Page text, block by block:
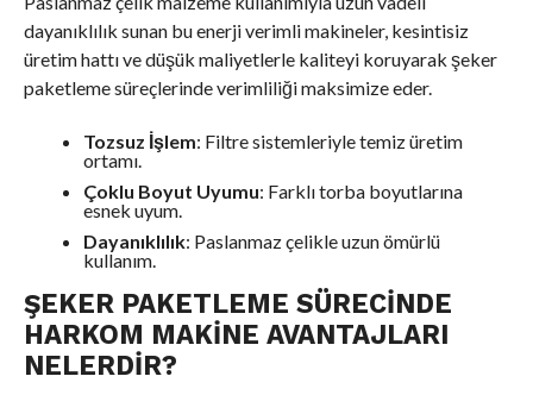
dayanıklılık sunan bu enerji verimli makineler, kesintisiz
üretim hattı ve düşük maliyetlerle kaliteyi koruyarak şeker
paketleme süreçlerinde verimliliği maksimize eder.
Tozsuz İşlem: Filtre sistemleriyle temiz üretim
ortamı.
Çoklu Boyut Uyumu: Farklı torba boyutlarına
esnek uyum.
Dayanıklılık: Paslanmaz çelikle uzun ömürlü
kullanım.
ŞEKER PAKETLEME SÜRECINDE
HARKOM MAKINE AVANTAJLARI
NELERDIR?